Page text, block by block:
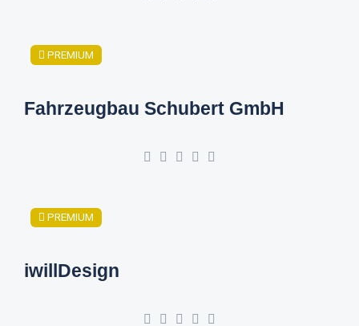
PREMIUM
Fahrzeugbau Schubert GmbH
PREMIUM
iwillDesign